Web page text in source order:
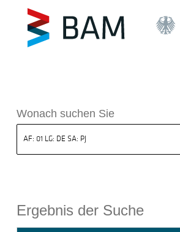
ReSEARCH BAM
Wonach suchen Sie
Ergebnis der Suche